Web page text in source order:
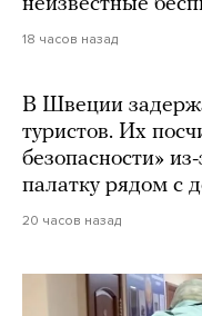
неизвестные
18 часов назад
В Швеции
туристов. Их
безопасности»
палатку рядом с
20 часов назад